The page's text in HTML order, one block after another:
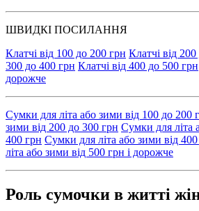
ШВИДКІ ПОСИЛАННЯ
Клатчі від 100 до 200 грн Клатчі від
300 до 400 грн Клатчі від 400 до 500 грн
дорожче
Сумки для літа або зими від 100 до 200
зими від 200 до 300 грн Сумки для літа
400 грн Сумки для літа або зими від
літа або зими від 500 грн і дорожче
Роль сумочки в житті